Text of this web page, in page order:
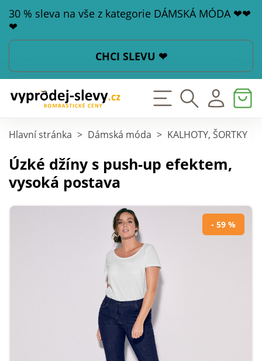
30 % sleva na vše z kategorie DÁMSKÁ MÓDA ❤❤
❤
CHCI SLEVU ❤
Hlavní stránka > Dámská móda > KALHOTY, ŠORTKY >
Úzké džíny s push-up efektem,
vysoká postava
- 59 %